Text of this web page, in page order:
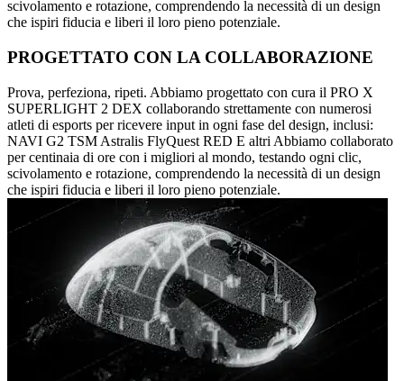
scivolamento e rotazione, comprendendo la necessità di un design
che ispiri fiducia e liberi il loro pieno potenziale.
PROGETTATO CON LA COLLABORAZIONE
Prova, perfeziona, ripeti. Abbiamo progettato con cura il PRO X
SUPERLIGHT 2 DEX collaborando strettamente con numerosi
atleti di esports per ricevere input in ogni fase del design, inclusi:
NAVI G2 TSM Astralis FlyQuest RED E altri Abbiamo collaborato
per centinaia di ore con i migliori al mondo, testando ogni clic,
scivolamento e rotazione, comprendendo la necessità di un design
che ispiri fiducia e liberi il loro pieno potenziale.